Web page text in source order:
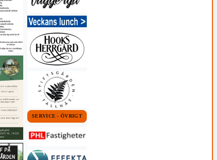
3/5
SERVICE - ÖVRIGT